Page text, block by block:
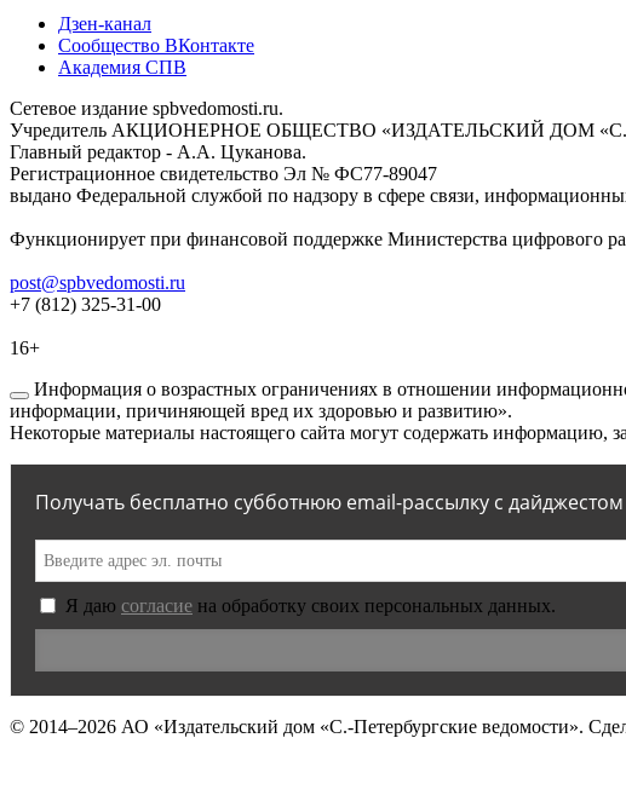
Дзен-канал
Сообщество ВКонтакте
Академия СПВ
Сетевое издание spbvedomosti.ru.
Учредитель АКЦИОНЕРНОЕ ОБЩЕСТВО «ИЗДАТЕЛЬСКИЙ ДОМ
Главный редактор - А.А. Цуканова.
Регистрационное свидетельство Эл № ФС77-89047
выдано Федеральной службой по надзору в сфере связи,
Функционирует при финансовой поддержке Министерства цифрового
post@spbvedomosti.ru
+7 (812) 325-31-00
16+
Информация о возрастных ограничениях в отношении
информации, причиняющей вред их здоровью и развитию».
Некоторые материалы настоящего сайта могут содержать информацию,
Получать бесплатно субботнюю email-рассылку с
Я даю согласие на обработку своих персональных данных.
© 2014–2026 АО «Издательский дом «С.-Петербургские ведомости».